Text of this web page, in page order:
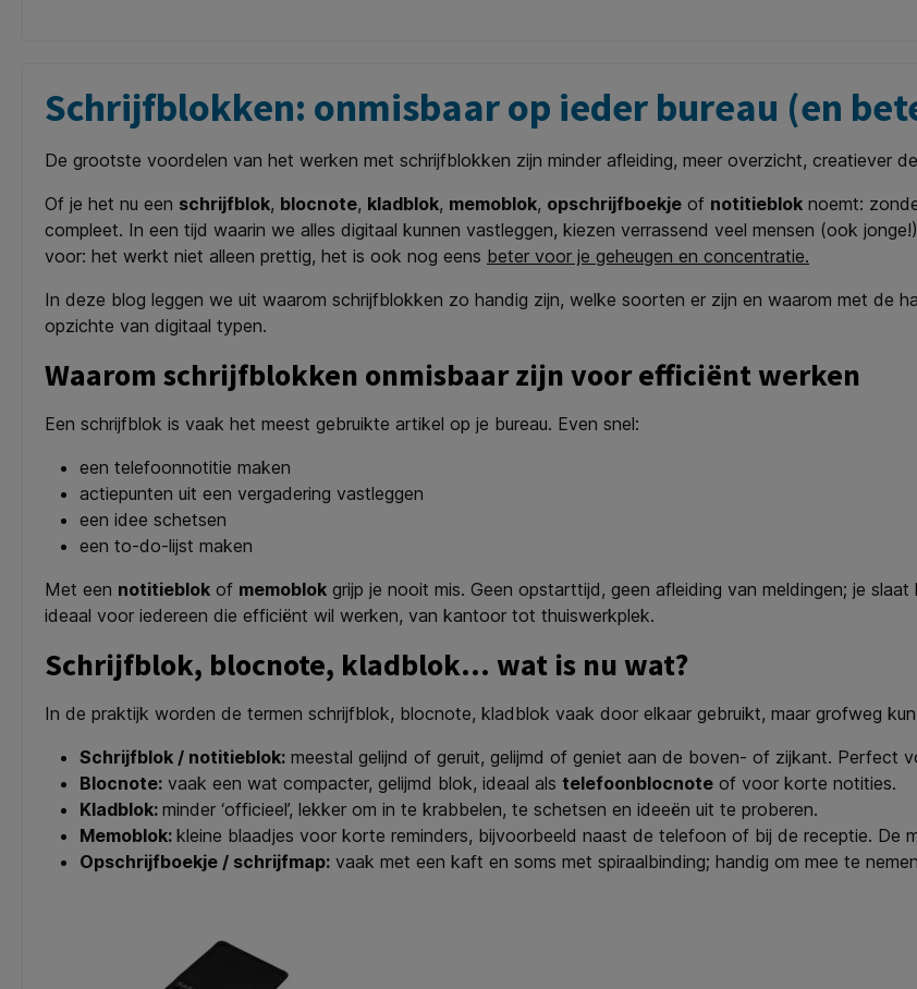
Schrijfblokken: onmisbaar op ieder bureau (en
De grootste voordelen van het werken met schrijfblokken zijn minder afleiding, meer overzicht, creatiever
Of je het nu een schrijfblok, blocnote, kladblok, memoblok, opschrijfboekje of notitieblok noemt:
compleet. In een tijd waarin we alles digitaal kunnen vastleggen, kiezen verrassend veel mensen (ook
voor: het werkt niet alleen prettig, het is ook nog eens beter voor je geheugen en concentratie.
In deze blog leggen we uit waarom schrijfblokken zo handig zijn, welke soorten er zijn en waarom met de
opzichte van digitaal typen.
Waarom schrijfblokken onmisbaar zijn voor efficiënt werken
Een schrijfblok is vaak het meest gebruikte artikel op je bureau. Even snel:
een telefoonnotitie maken
actiepunten uit een vergadering vastleggen
een idee schetsen
een to-do-lijst maken
Met een notitieblok of memoblok grijp je nooit mis. Geen opstarttijd, geen afleiding van meldingen; je slaat
ideaal voor iedereen die efficiënt wil werken, van kantoor tot thuiswerkplek.
Schrijfblok, blocnote, kladblok… wat is nu wat?
In de praktijk worden de termen schrijfblok, blocnote, kladblok vaak door elkaar gebruikt, maar grofweg
Schrijfblok / notitieblok: meestal gelijnd of geruit, gelijmd of geniet aan de boven- of zijkant. Perfect
Blocnote: vaak een wat compacter, gelijmd blok, ideaal als telefoonblocnote of voor korte notities.
Kladblok: minder ‘officieel’, lekker om in te krabbelen, te schetsen en ideeën uit te proberen.
Memoblok: kleine blaadjes voor korte reminders, bijvoorbeeld naast de telefoon of bij de receptie. De
Opschrijfboekje / schrijfmap: vaak met een kaft en soms met spiraalbinding; handig om mee te